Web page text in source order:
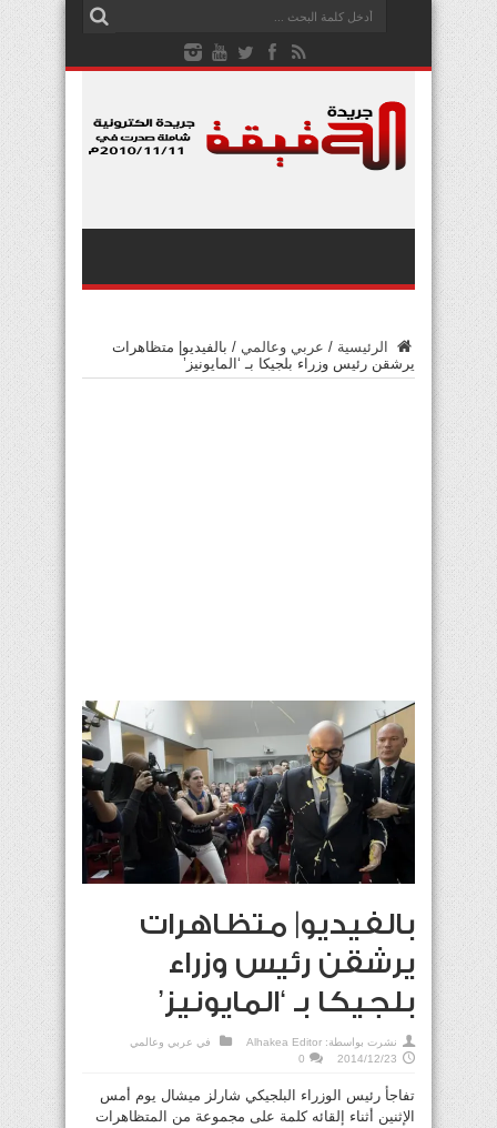
الرئيسية / عربي وعالمي / بالفيديو| متظاهرات
يرشقن رئيس وزراء بلجيكا بـ ‘المايونيز’
بالفيديو| متظاهرات
يرشقن رئيس وزراء
بلجيكا بـ ‘المايونيز’
نشرت بواسطة: Alhakea Editor في عربي وعالمي
2014/12/23
0
تفاجأ رئيس الوزراء البلجيكي شارلز ميشال يوم أمس
الإثنين أثناء إلقائه كلمة على مجموعة من المتظاهرات